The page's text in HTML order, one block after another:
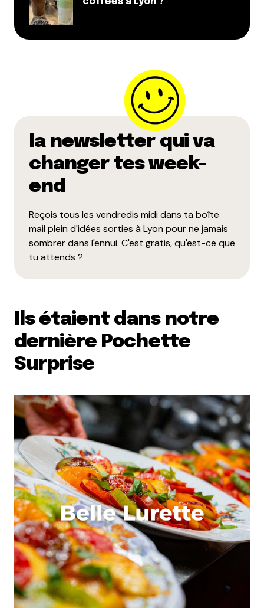
la newsletter qui va
changer tes week-
end
Reçois tous les vendredis midi dans ta boîte
mail plein d'idées sorties à Lyon pour ne jamais
sombrer dans l'ennui. C'est gratis, qu'est-ce que
tu attends ?
Ils étaient dans notre
dernière Pochette
Surprise